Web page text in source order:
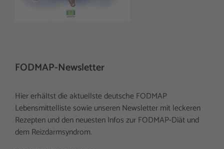
FODMAP-Newsletter
Hier erhältst die aktuellste deutsche FODMAP
Lebensmittelliste sowie unseren Newsletter mit leckeren
Rezepten und den neuesten Infos zur FODMAP-Diät und
dem Reizdarmsyndrom.